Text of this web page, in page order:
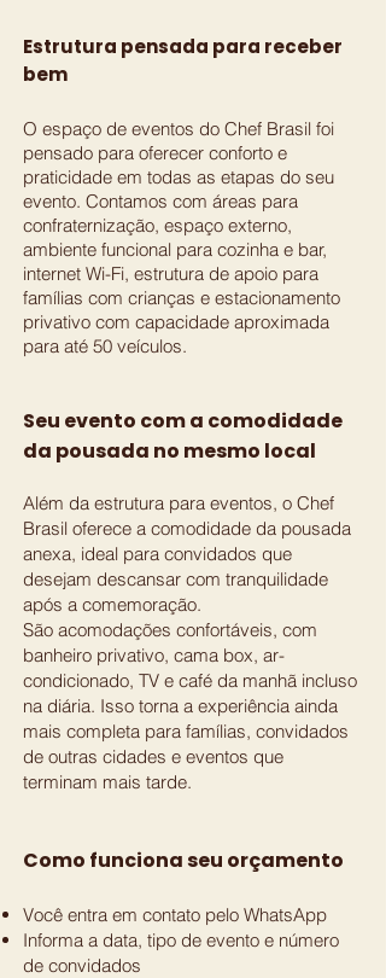
Estrutura pensada para receber
bem
O espaço de eventos do Chef Brasil foi
pensado para oferecer conforto e
praticidade em todas as etapas do seu
evento. Contamos com áreas para
confraternização, espaço externo,
ambiente funcional para cozinha e bar,
internet Wi-Fi, estrutura de apoio para
famílias com crianças e estacionamento
privativo com capacidade aproximada
para até 50 veículos.
Seu evento com a comodidade
da pousada no mesmo local
Além da estrutura para eventos, o Chef
Brasil oferece a comodidade da pousada
anexa, ideal para convidados que
desejam descansar com tranquilidade
após a comemoração.
São acomodações confortáveis, com
banheiro privativo, cama box, ar-
condicionado, TV e café da manhã incluso
na diária. Isso torna a experiência ainda
mais completa para famílias, convidados
de outras cidades e eventos que
terminam mais tarde.
Como funciona seu orçamento
Você entra em contato pelo WhatsApp
Informa a data, tipo de evento e número
de convidados